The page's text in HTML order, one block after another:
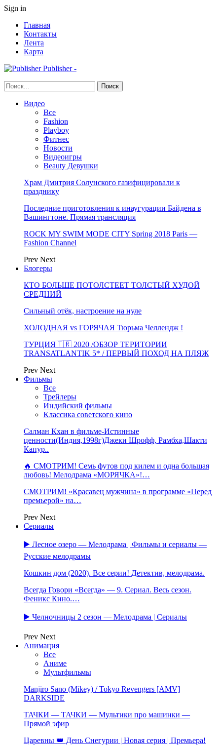
Sign in
Главная
Контакты
Лента
Карта
Publisher -
Видео
Все
Fashion
Playboy
Фитнес
Новости
Видеоигры
Beauty Девушки
Храм Дмитрия Солунского газифицировали к
празднику
Последние приготовления к инаугурации Байдена в
Вашингтоне. Прямая трансляция
ROCK MY SWIM MODE CITY Spring 2018 Paris —
Fashion Channel
Prev Next
Блогеры
КТО БОЛЬШЕ ПОТОЛСТЕЕТ ТОЛСТЫЙ ХУДОЙ
СРЕДНИЙ
Сильный отёк, настроение на нуле
ХОЛОДНАЯ vs ГОРЯЧАЯ Тюрьма Челлендж !
ТУРЦИЯ🇹🇷 2020 /ОБЗОР ТЕРИТОРИИ
TRANSATLANTIK 5* / ПЕРВЫЙ ПОХОД НА ПЛЯЖ
Prev Next
Фильмы
Все
Трейлеры
Индийский фильмы
Классика советского кино
Салман Кхан в фильме-Истинные
ценности(Индия,1998г)Джеки Шрофф, Рамбха,Шакти
Капур..
🔥 СМОТРИМ! Семь футов под килем и одна большая
любовь! Мелодрама «МОРЯЧКА»!…
СМОТРИМ! «Красавец мужчина» в программе «Перед
премьерой» на…
Prev Next
Сериалы
▶️ Лесное озеро — Мелодрама | Фильмы и сериалы —
Русские мелодрамы
Кошкин дом (2020). Все серии! Детектив, мелодрама.
Всегда Говори «Всегда» — 9. Сериал. Весь сезон.
Феникс Кино.…
▶️ Челночницы 2 сезон — Мелодрама | Сериалы
Prev Next
Анимация
Все
Аниме
Мультфильмы
Manjiro Sano (Mikey) / Tokyo Revengers [AMV]
DARKSIDE
ТАЧКИ — ТАЧКИ — Мультики про машинки —
Прямой эфир
Царевны 👑 День Снегурии | Новая серия | Премьера!